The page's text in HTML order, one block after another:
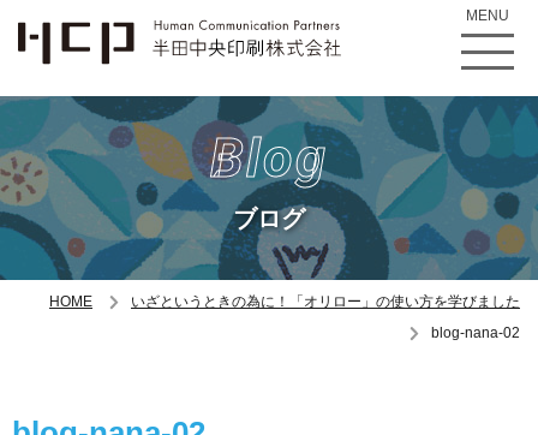
MENU
Blog
ブログ
HOME
いざというときの為に！「オリロー」の使い方を学びました
blog-nana-02